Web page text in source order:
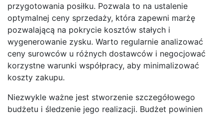
przygotowania posiłku. Pozwala to na ustalenie
optymalnej ceny sprzedaży, która zapewni marżę
pozwalającą na pokrycie kosztów stałych i
wygenerowanie zysku. Warto regularnie analizować
ceny surowców u różnych dostawców i negocjować
korzystne warunki współpracy, aby minimalizować
koszty zakupu.
Niezwykle ważne jest stworzenie szczegółowego
budżetu i śledzenie jego realizacji. Budżet powinien